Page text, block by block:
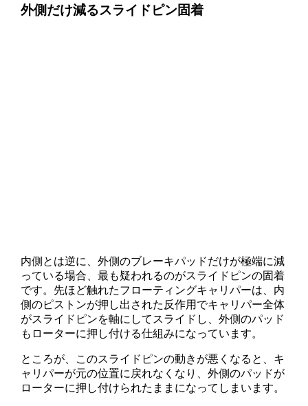
外側だけ減るスライドピン固着
内側とは逆に、外側のブレーキパッドだけが極端に減
っている場合、最も疑われるのがスライドピンの固着
です。先ほど触れたフローティングキャリパーは、内
側のピストンが押し出された反作用でキャリパー全体
がスライドピンを軸にしてスライドし、外側のパッド
もローターに押し付ける仕組みになっています。
ところが、このスライドピンの動きが悪くなると、キ
ャリパーが元の位置に戻れなくなり、外側のパッドが
ローターに押し付けられたままになってしまいます。